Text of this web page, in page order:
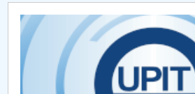
Chestionar angajabilitate
CAR2026
MENIU CANTINA